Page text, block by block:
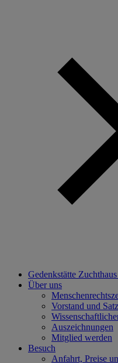
Gedenkstätte
Über uns
Vorstand und
Auszeichnungen
Mitglied werden
Besuch
Anfahrt, Preise